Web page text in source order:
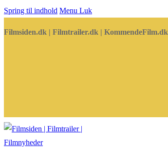
Spring til indhold Menu Luk
Filmsiden.dk | Filmtrailer.dk | KommendeFilm.dk